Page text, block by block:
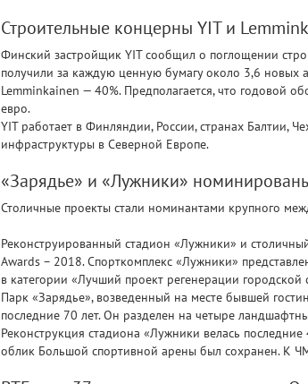
Строительные концерны YIT и
Финский застройщик YIT сообщил о поглощении
получили за каждую ценную бумагу около 3,6 новых
Lemminkainen — 40%. Предполагается, что годовой
евро.
YIT работает в Финляндии, России, странах Балтии,
инфраструктуры в Северной Европе.
«Зарядье» и «Лужники»
Столичные проекты стали номинантами крупного
Реконструированный стадион «Лужники» и
Awards – 2018. Спорткомплекс «Лужники»
в категории «Лучший проект регенерации городской
Парк «Зарядье», возведенный на месте бывшей
последние 70 лет. Он разделен на четыре
Реконструкция стадиона «Лужники велась
облик Большой спортивной арены был сохранен. К